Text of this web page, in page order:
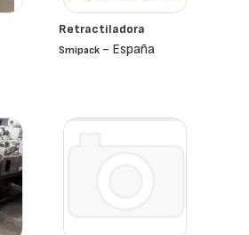
Retractiladora
Smipack - España